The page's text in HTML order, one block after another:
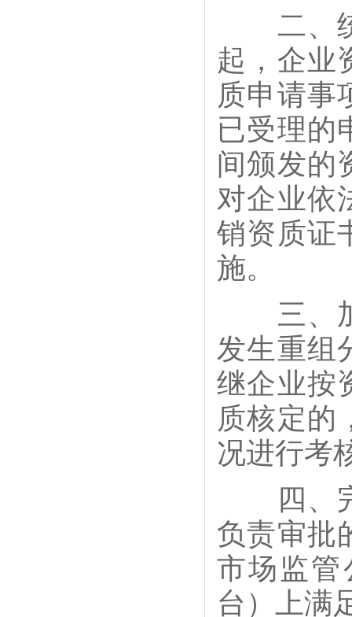
二、统
起，企业
质申请事
已受理的
间颁发的
对企业依
销资质证
施。
三、加
发生重组
继企业按
质核定的
况进行考
四、完
负责审批
市场监管
台）上满